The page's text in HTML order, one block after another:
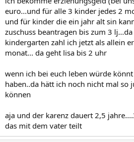
30 Wochenstunden arbeiten, erhalten
Eltern können dabei wählen zwischen
monatlich bis zu Ende des zweiten
Angebot“ von 450 Euro monatlich bis
des Kindes. Das Erziehungsgeld wird
euro...und für alle 3 kinder jedes 2
und für kinder die ein jahr alt sin
zuschuss beantragen bis zum 3
kindergarten zahl ich jetzt als allein
monat... da geht lisa bis 2 uhr
wenn ich bei euch leben würde
haben..da hätt ich noch nicht mal so
können
aja und der karenz dauert 2,5
das mit dem vater teilt